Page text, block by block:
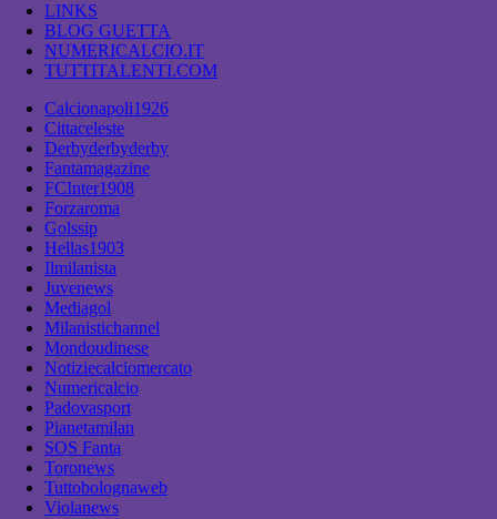
LINKS
BLOG GUETTA
NUMERICALCIO.IT
TUTTITALENTI.COM
Calcionapoli1926
Cittaceleste
Derbyderbyderby
Fantamagazine
FCInter1908
Forzaroma
Golssip
Hellas1903
Ilmilanista
Juvenews
Mediagol
Milanistichannel
Mondoudinese
Notiziecalciomercato
Numericalcio
Padovasport
Pianetamilan
SOS Fanta
Toronews
Tuttobolognaweb
Violanews